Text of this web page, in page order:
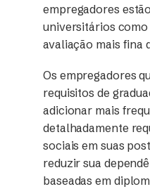
empregadores
universitários
avaliação mais fina
Os empregadores
requisitos de
adicionar mais
detalhadamente
sociais em suas
reduzir sua
baseadas em